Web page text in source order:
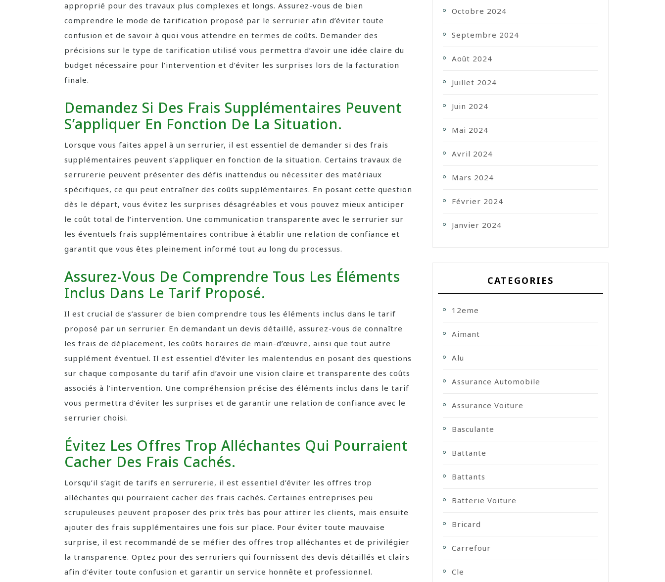
approprié pour des travaux plus complexes et longs. Assurez-vous de bien
comprendre le mode de tarification proposé par le serrurier afin d’éviter toute
confusion et de savoir à quoi vous attendre en termes de coûts. Demander des
précisions sur le type de tarification utilisé vous permettra d’avoir une idée claire du
budget nécessaire pour l’intervention et d’éviter les surprises lors de la facturation
finale.
Demandez Si Des Frais Supplémentaires Peuvent
S’appliquer En Fonction De La Situation.
Lorsque vous faites appel à un serrurier, il est essentiel de demander si des frais
supplémentaires peuvent s’appliquer en fonction de la situation. Certains travaux de
serrurerie peuvent présenter des défis inattendus ou nécessiter des matériaux
spécifiques, ce qui peut entraîner des coûts supplémentaires. En posant cette question
dès le départ, vous évitez les surprises désagréables et vous pouvez mieux anticiper
le coût total de l’intervention. Une communication transparente avec le serrurier sur
les éventuels frais supplémentaires contribue à établir une relation de confiance et
garantit que vous êtes pleinement informé tout au long du processus.
Assurez-Vous De Comprendre Tous Les Éléments
Inclus Dans Le Tarif Proposé.
Il est crucial de s’assurer de bien comprendre tous les éléments inclus dans le tarif
proposé par un serrurier. En demandant un devis détaillé, assurez-vous de connaître
les frais de déplacement, les coûts horaires de main-d’œuvre, ainsi que tout autre
supplément éventuel. Il est essentiel d’éviter les malentendus en posant des questions
sur chaque composante du tarif afin d’avoir une vision claire et transparente des coûts
associés à l’intervention. Une compréhension précise des éléments inclus dans le tarif
vous permettra d’éviter les surprises et de garantir une relation de confiance avec le
serrurier choisi.
Évitez Les Offres Trop Alléchantes Qui Pourraient
Cacher Des Frais Cachés.
Lorsqu’il s’agit de tarifs en serrurerie, il est essentiel d’éviter les offres trop
alléchantes qui pourraient cacher des frais cachés. Certaines entreprises peu
scrupuleuses peuvent proposer des prix très bas pour attirer les clients, mais ensuite
ajouter des frais supplémentaires une fois sur place. Pour éviter toute mauvaise
surprise, il est recommandé de se méfier des offres trop alléchantes et de privilégier
la transparence. Optez pour des serruriers qui fournissent des devis détaillés et clairs
afin d’éviter toute confusion et garantir un service honnête et professionnel.
Octobre 2024
Septembre 2024
Août 2024
Juillet 2024
Juin 2024
Mai 2024
Avril 2024
Mars 2024
Février 2024
Janvier 2024
CATEGORIES
12eme
Aimant
Alu
Assurance Automobile
Assurance Voiture
Basculante
Battante
Battants
Batterie Voiture
Bricard
Carrefour
Cle